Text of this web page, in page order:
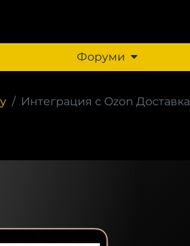
Форуми
Интеграция с Ozon Доставка